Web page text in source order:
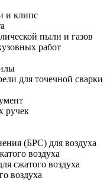
и клипс
пыли и газов
работ
для точечной сварки
ручек
(БРС) для воздуха
воздуха
сжатого воздуха
воздуха